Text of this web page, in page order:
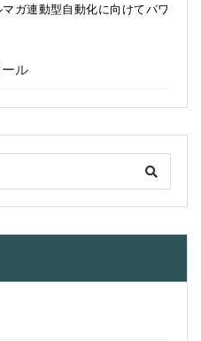
ガ連動型自動化に向けてパワ
ル